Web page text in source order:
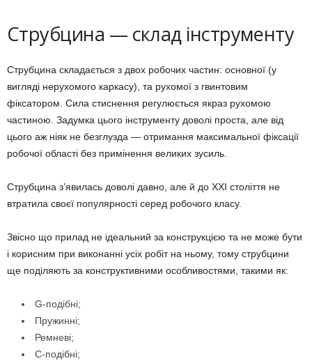
Струбцина — склад інструменту
Струбцина складається з двох робочих частин: основної (у
вигляді нерухомого каркасу), та рухомої з гвинтовим
фіксатором. Сила стиснення регулюється якраз рухомою
частиною. Задумка цього інструменту доволі проста, але від
цього аж ніяк не безглузда — отримання максимальної фіксації
робочої області без примінення великих зусиль.
Струбцина з’явилась доволі давно, але й до ХХI століття не
втратила своєї популярності серед робочого класу.
Звісно що прилад не ідеальний за конструкцією та не може бути
і корисним при виконанні усіх робіт на ньому, тому струбцини
ще поділяють за конструктивними особливостями, такими як:
G-подібні;
Пружинні;
Ремневі;
С-подібні;